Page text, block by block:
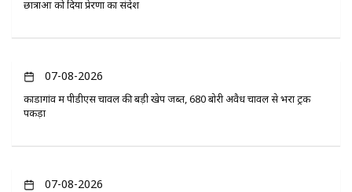
छात्राओं को दिया प्रेरणा का संदेश
07-08-2026
कोंडागांव में पीडीएस चावल की बड़ी खेप जब्त, 680 बोरी अवैध चावल से भरा ट्रक
पकड़ा
07-08-2026